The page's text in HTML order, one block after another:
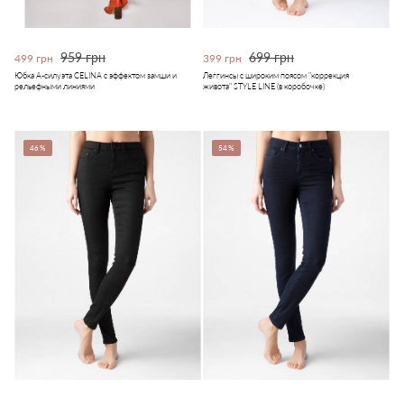
499 грн 959 грн
Юбка А-силуэта CELINA с эффектом замши и
рельефными линиями
399 грн 699 грн
Леггинсы с широким поясом "коррекция
живота" STYLE LINE (в коробочке)
46% 54%